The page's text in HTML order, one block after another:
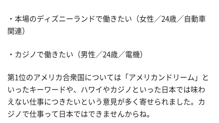
・本場のディズニーランドで働きたい（女性／24歳／自動車
関連）
・カジノで働きたい（男性／24歳／電機）
第1位のアメリカ合衆国については「アメリカンドリーム」と
いったキーワードや、ハワイやカジノといった日本では味わ
えない仕事につきたいという意見が多く寄せられました。カ
ジノで仕事って日本ではできませんからね。